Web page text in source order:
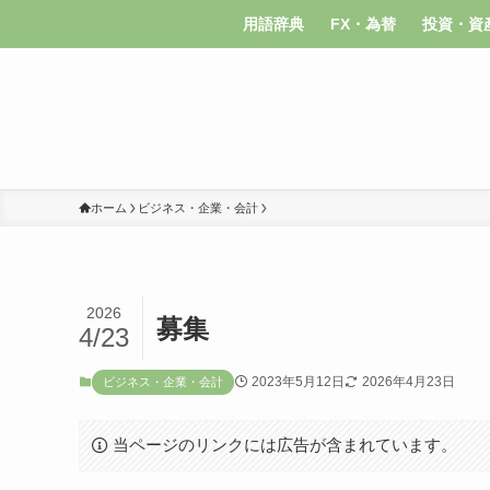
用語辞典 FX・為替 投資・資
ホーム ビジネス・企業・会計
募集
2026
4/23
ビジネス・企業・会計 2023年5月12日 2026年4月23日
当ページのリンクには広告が含まれています。